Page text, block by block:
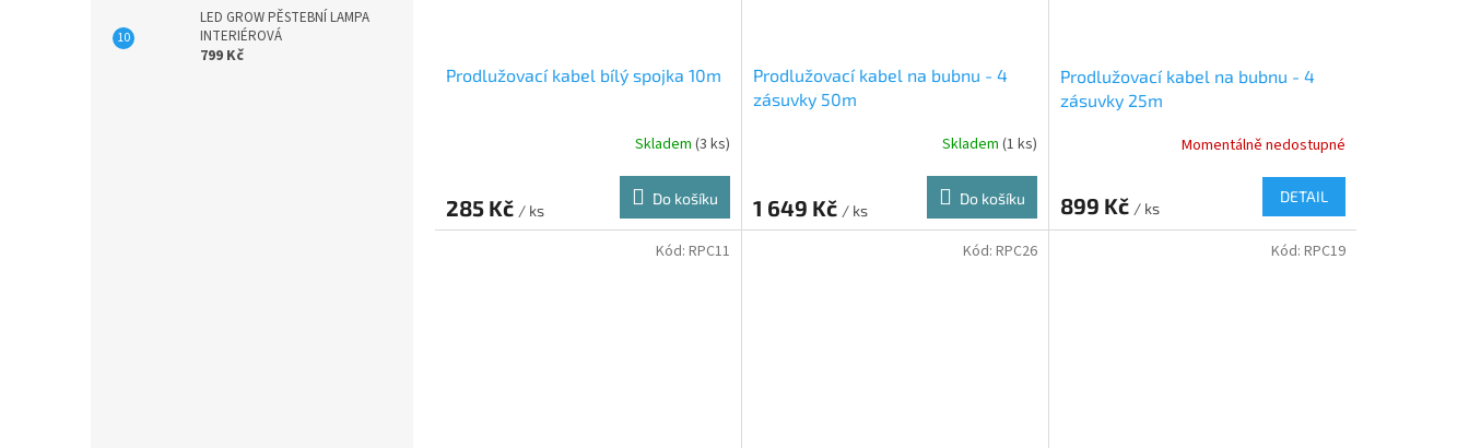
LED GROW PĚSTEBNÍ LAMPA
INTERIÉROVÁ
799 Kč
Prodlužovací kabel bílý spojka 10m
Skladem (3 ks)
285 Kč / ks
Do košíku
Prodlužovací kabel na bubnu - 4
zásuvky 50m
Skladem (1 ks)
1 649 Kč / ks
Do košíku
Prodlužovací kabel na bubnu - 4
zásuvky 25m
Momentálně nedostupné
899 Kč / ks
DETAIL
Kód: RPC11 Kód: RPC26 Kód: RPC19